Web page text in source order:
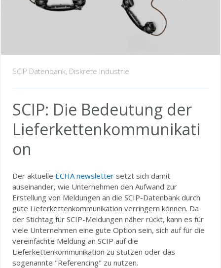
SCIP Datenbank, Diskrete Industrie
SCIP: Die Bedeutung der
Lieferkettenkommunikati
on
Der aktuelle ECHA newslettersetzt sich damit
auseinander, wie Unternehmen den Aufwand zur
Erstellung von Meldungen an die SCIP-Datenbank durch
gute Lieferkettenkommunikation verringern können. Da
der Stichtag für SCIP-Meldungen näher rückt, kann es für
viele Unternehmen eine gute Option sein, sich auf für die
vereinfachte Meldung an SCIP auf die
Lieferkettenkommunikation zu stützen oder das
sogenannte "Referencing" zu nutzen.